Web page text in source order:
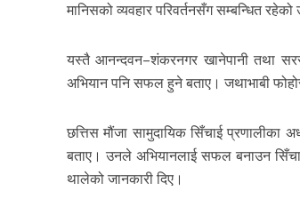
मानिसको व्यवहार परिवर्तनसँग सम्बन्धित
यस्तै आनन्दवन–शंकरनगर खानेपानी तथा
अभियान पनि सफल हुने बताए। जथाभाबी
छत्तिस मौंजा सामुदायिक सिँचाई प्रणालीका
बताए। उनले अभियानलाई सफल बनाउन
थालेको जानकारी दिए।